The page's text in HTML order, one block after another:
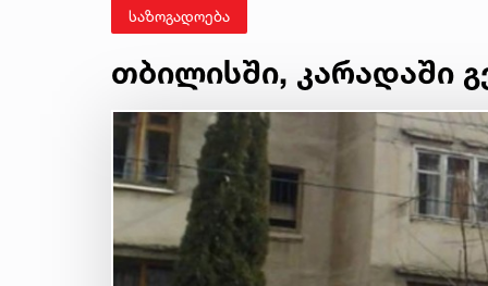
საზოგადოება
თბილისში, კარადაში